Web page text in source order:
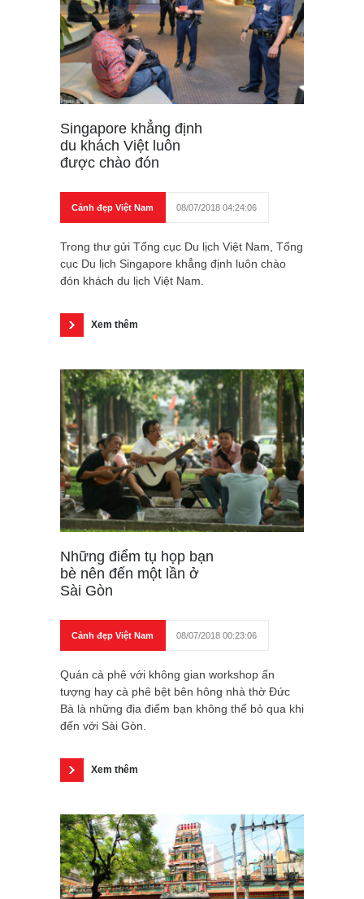
Singapore khẳng định
du khách Việt luôn
được chào đón
Cảnh đẹp Việt Nam 08/07/2018 04:24:06
Trong thư gửi Tổng cục Du lịch Việt Nam, Tổng
cục Du lịch Singapore khẳng định luôn chào
đón khách du lịch Việt Nam.
Xem thêm
Những điểm tụ họp bạn
bè nên đến một lần ở
Sài Gòn
Cảnh đẹp Việt Nam 08/07/2018 00:23:06
Quán cà phê với không gian workshop ấn
tượng hay cà phê bệt bên hông nhà thờ Đức
Bà là những địa điểm bạn không thể bỏ qua khi
đến với Sài Gòn.
Xem thêm